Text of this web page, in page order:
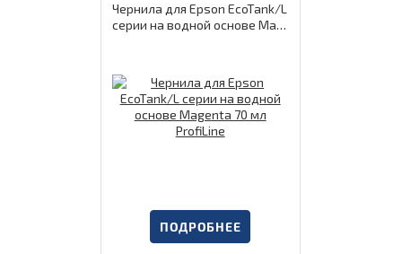
Чернила для Epson EcoTank/L
серии на водной основе Mag
ПОДРОБНЕЕ